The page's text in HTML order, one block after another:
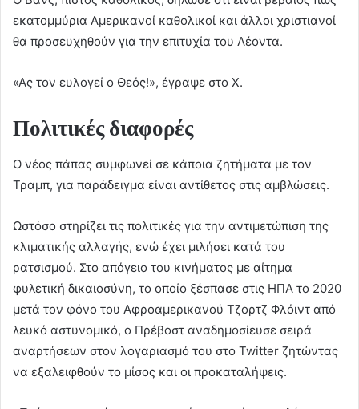
εκατομμύρια Αμερικανοί καθολικοί και άλλοι χριστιανοί
θα προσευχηθούν για την επιτυχία του Λέοντα.
«Ας τον ευλογεί ο Θεός!», έγραψε στο Χ.
Πολιτικές διαφορές
Ο νέος πάπας συμφωνεί σε κάποια ζητήματα με τον
Τραμπ, για παράδειγμα είναι αντίθετος στις αμβλώσεις.
Ωστόσο στηρίζει τις πολιτικές για την αντιμετώπιση της
κλιματικής αλλαγής, ενώ έχει μιλήσει κατά του
ρατσισμού. Στο απόγειο του κινήματος με αίτημα
φυλετική δικαιοσύνη, το οποίο ξέσπασε στις ΗΠΑ το 2020
μετά τον φόνο του Αφροαμερικανού Τζορτζ Φλόιντ από
λευκό αστυνομικό, ο Πρέβοστ αναδημοσίευσε σειρά
αναρτήσεων στον λογαριασμό του στο Twitter ζητώντας
να εξαλειφθούν το μίσος και οι προκαταλήψεις.